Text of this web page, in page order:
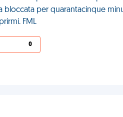
bloccata per quarantacinque
FML
0